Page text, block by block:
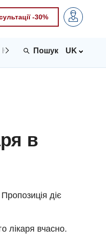
-30%
Контакти UK
в
діє
лікаря вчасно.